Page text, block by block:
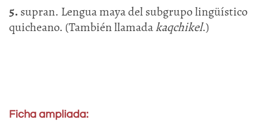
5. supran. Lengua maya del subgrupo lingüístico
quicheano. (También llamadakaqchikel.)
Ficha ampliada: